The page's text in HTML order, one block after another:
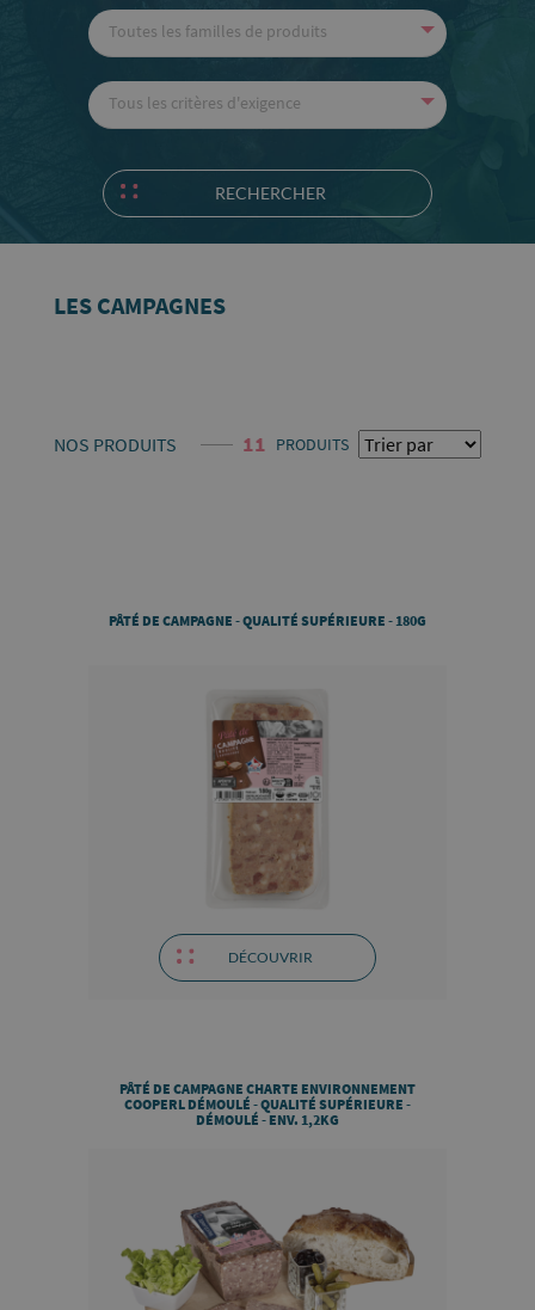
Toutes les familles de produits
Tous les critères d'exigence
RECHERCHER
LES CAMPAGNES
NOS PRODUITS 11 PRODUITS
PÂTÉ DE CAMPAGNE - QUALITÉ SUPÉRIEURE - 180G
DÉCOUVRIR
PÂTÉ DE CAMPAGNE CHARTE ENVIRONNEMENT
COOPERL DÉMOULÉ - QUALITÉ SUPÉRIEURE -
DÉMOULÉ - ENV. 1,2KG